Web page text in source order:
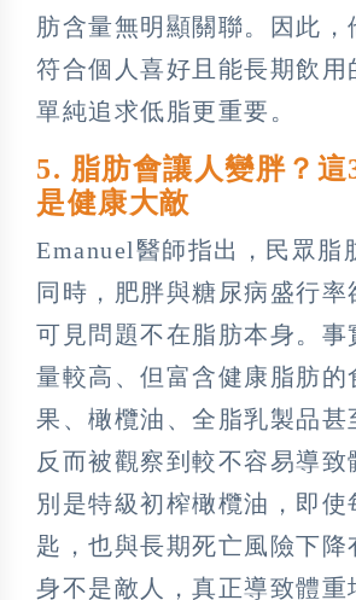
肪含量無明顯關聯。因此，
符合個人喜好且能長期飲用
單純追求低脂更重要。
5. 脂肪會讓人變胖？這
是健康大敵
Emanuel醫師指出，民眾脂
同時，肥胖與糖尿病盛行率
可見問題不在脂肪本身。事
量較高、但富含健康脂肪的
果、橄欖油、全脂乳製品甚
反而被觀察到較不容易導致
別是特級初榨橄欖油，即使
匙，也與長期死亡風險下降
身不是敵人，真正導致體重